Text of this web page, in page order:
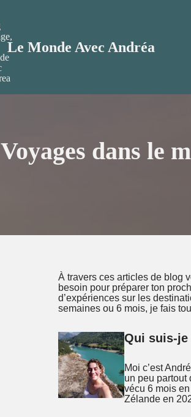
Le Monde Avec Andréa
Voyages dans le
À travers ces articles de blog
besoin pour préparer ton
d’expériences sur les
semaines ou 6 mois, je fais
Qui suis-je
Moi c’est
un peu partout
vécu 6 mois
Zélande en